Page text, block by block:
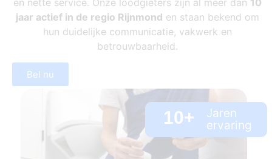
en nette service. Onze loodgieters zijn al meer dan 10
jaar actief in de regio Rijnmond en staan bekend om
hun duidelijke communicatie, vakwerk en
betrouwbaarheid.
Bel nu
Jaren
ervaring
10+